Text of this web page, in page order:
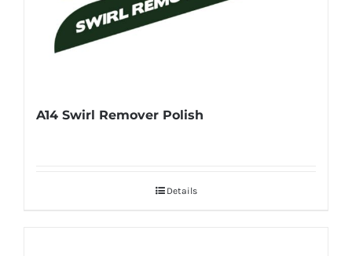
A14 Swirl Remover Polish
Details